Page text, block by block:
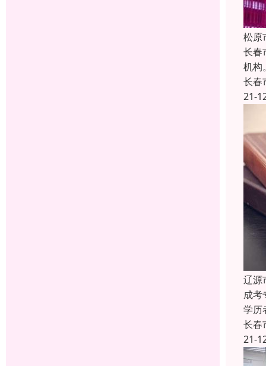
松原
长春
机构
长春
21-
辽源
成考
学历
长春
21-